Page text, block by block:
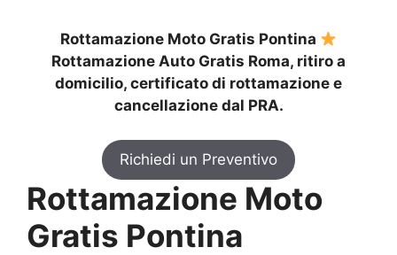
Rottamazione Moto Gratis Pontina
Rottamazione Auto Gratis Roma, ritiro a
domicilio, certificato di rottamazione e
cancellazione dal PRA.
Richiedi un Preventivo
Rottamazione Moto
Gratis Pontina